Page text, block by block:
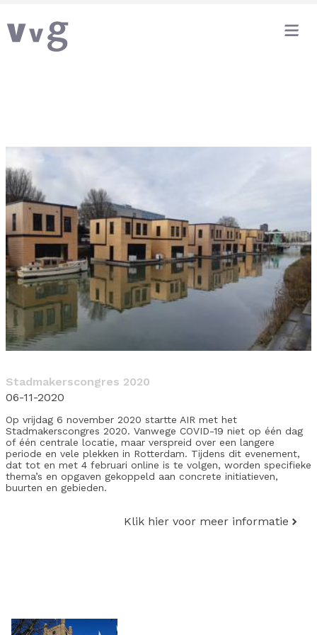
Stadmakerscongres 2020
06-11-2020
Op vrijdag 6 november 2020 startte AIR met het
Stadmakerscongres 2020. Vanwege COVID-19 niet op één dag
of één centrale locatie, maar verspreid over een langere
periode en vele plekken in Rotterdam. Tijdens dit evenement,
dat tot en met 4 februari online is te volgen, worden specifieke
thema’s en opgaven gekoppeld aan concrete initiatieven,
buurten en gebieden.
Klik hier voor meer informatie